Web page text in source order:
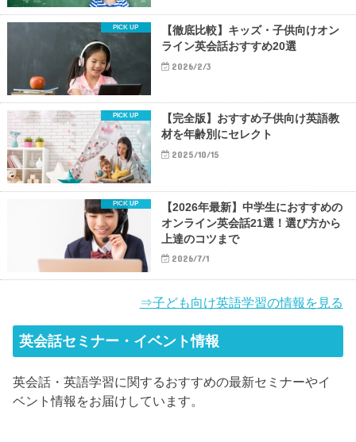
【徹底比較】キッズ・子供向けオン
ライン英会話おすすめ20選
2026/2/3
【完全版】おすすめ子供向け英語教
材を年齢別にセレクト
2025/10/15
【2026年最新】中学生におすすめの
オンライン英会話21選！選び方から
上達のコツまで
2026/7/1
⇒子ども向け英語学習の情報を見る
英会話セミナー・イベント情報
英会話・英語学習に関するおすすめの最新セミナーやイ
ベント情報をお届けしています。